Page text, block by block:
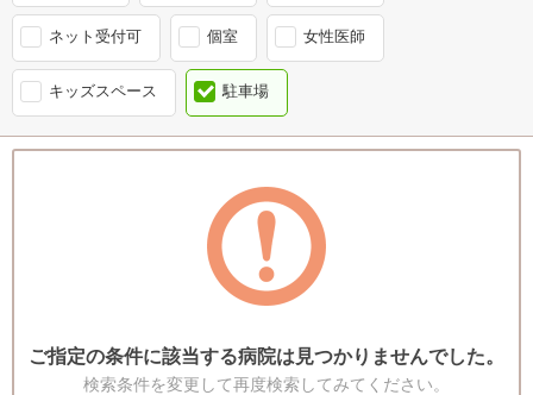
ネット受付可 個室 女性医師
キッズスペース 駐車場
ご指定の条件に該当する病院は見つかりませんでした。
検索条件を変更して再度検索してみてください。